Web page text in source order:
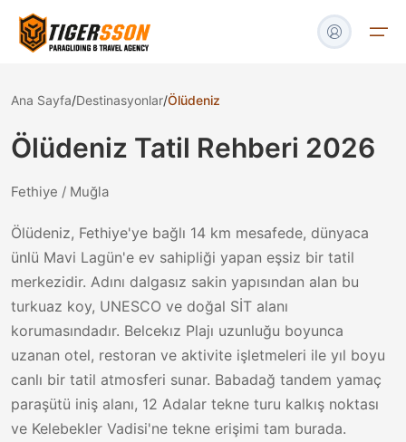
Turlar
Havalimanı Transfer
Blog
İletişim
Ana Sayfa/Destinasyonlar/Ölüdeniz
Ölüdeniz Tatil Rehberi 2026
Fethiye / Muğla
Ölüdeniz, Fethiye'ye bağlı 14 km mesafede, dünyaca
ünlü Mavi Lagün'e ev sahipliği yapan eşsiz bir tatil
merkezidir. Adını dalgasız sakin yapısından alan bu
turkuaz koy, UNESCO ve doğal SİT alanı
korumasındadır. Belcekız Plajı uzunluğu boyunca
uzanan otel, restoran ve aktivite işletmeleri ile yıl boyu
canlı bir tatil atmosferi sunar. Babadağ tandem yamaç
paraşütü iniş alanı, 12 Adalar tekne turu kalkış noktası
ve Kelebekler Vadisi'ne tekne erişimi tam burada.